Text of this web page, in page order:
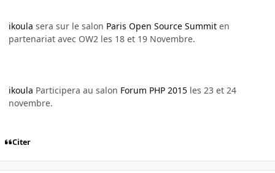
ikoula sera sur le salon Paris Open Source Summit en
partenariat avec OW2 les 18 et 19 Novembre.
ikoula Participera au salon Forum PHP 2015 les 23 et 24
novembre.
Citer